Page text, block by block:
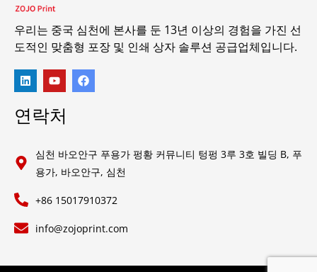
우리는 중국 심천에 본사를 둔 13년 이상의 경험을 가진 선
도적인 맞춤형 포장 및 인쇄 상자 솔루션 공급업체입니다.
연락처
심천 바오안구 푸용가 펑황 커뮤니티 텅펑 3루 3호 빌딩 B, 푸
용가, 바오안구, 심천
+86 15017910372
info@zojoprint.com